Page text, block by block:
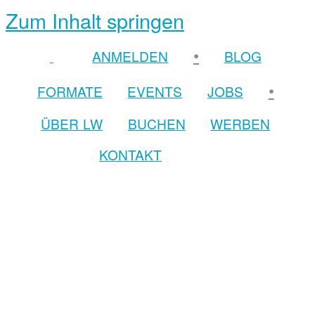
Zum Inhalt springen
ANMELDEN •
BLOG
FORMATE
EVENTS JOBS •
ÜBER LW BUCHEN
WERBEN
KONTAKT